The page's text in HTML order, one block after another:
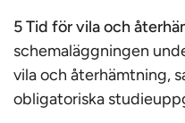
5 Tid för vila och
schemaläggningen
vila och återhämtning,
obligatoriska